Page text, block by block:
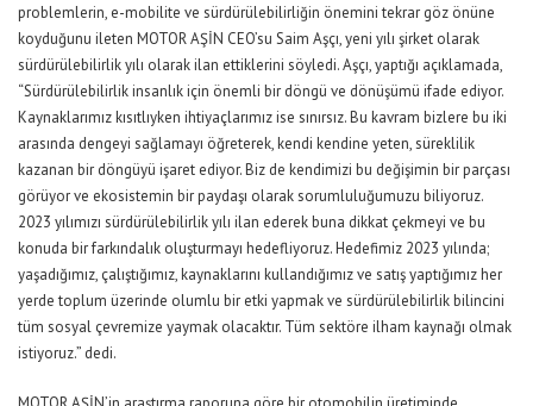
problemlerin, e-mobilite ve sürdürülebilirliğin önemini tekrar göz önüne
koyduğunu ileten MOTOR AŞİN CEO’su Saim Aşçı, yeni yılı şirket olarak
sürdürülebilirlik yılı olarak ilan ettiklerini söyledi. Aşçı, yaptığı açıklamada,
“Sürdürülebilirlik insanlık için önemli bir döngü ve dönüşümü ifade ediyor.
Kaynaklarımız kısıtlıyken ihtiyaçlarımız ise sınırsız. Bu kavram bizlere bu iki
arasında dengeyi sağlamayı öğreterek, kendi kendine yeten, süreklilik
kazanan bir döngüyü işaret ediyor. Biz de kendimizi bu değişimin bir parçası
görüyor ve ekosistemin bir paydaşı olarak sorumluluğumuzu biliyoruz.
2023 yılımızı sürdürülebilirlik yılı ilan ederek buna dikkat çekmeyi ve bu
konuda bir farkındalık oluşturmayı hedefliyoruz. Hedefimiz 2023 yılında;
yaşadığımız, çalıştığımız, kaynaklarını kullandığımız ve satış yaptığımız her
yerde toplum üzerinde olumlu bir etki yapmak ve sürdürülebilirlik bilincini
tüm sosyal çevremize yaymak olacaktır. Tüm sektöre ilham kaynağı olmak
istiyoruz.” dedi.